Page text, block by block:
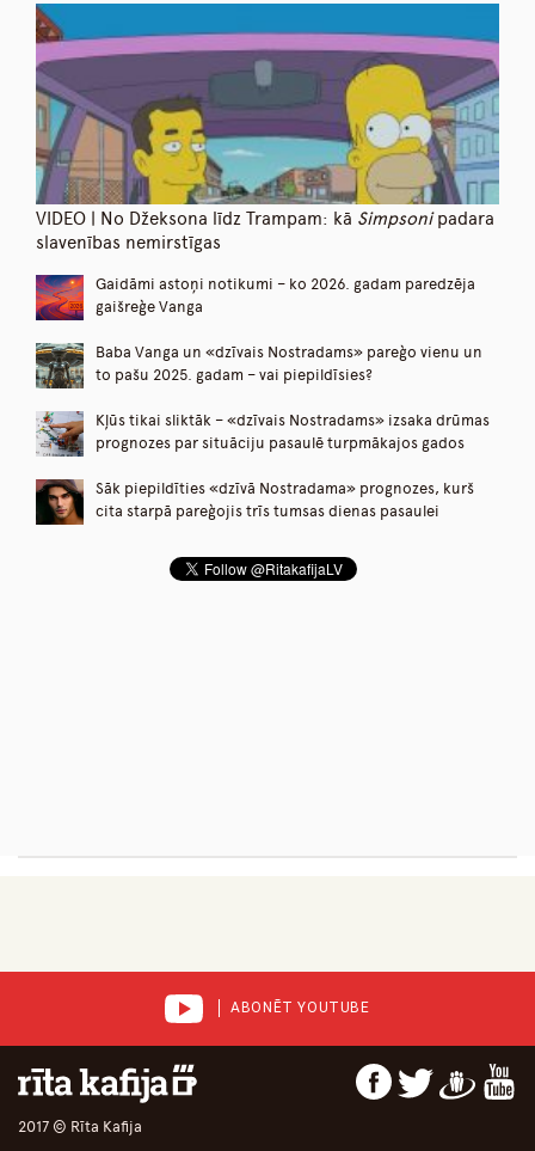
VIDEO | No Džeksona līdz Trampam: kā Simpsonipadara
slavenības nemirstīgas
Gaidāmi astoņi notikumi – ko 2026. gadam paredzēja
gaišreģe Vanga
Baba Vanga un «dzīvais Nostradams» pareģo vienu un
to pašu 2025. gadam – vai piepildīsies?
Kļūs tikai sliktāk – «dzīvais Nostradams» izsaka drūmas
prognozes par situāciju pasaulē turpmākajos gados
Sāk piepildīties «dzīvā Nostradama» prognozes, kurš
cita starpā pareģojis trīs tumsas dienas pasaulei
ABONĒT YOUTUBE
2017 © Rīta Kafija